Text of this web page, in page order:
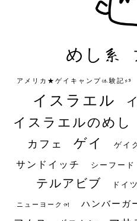
めし系
アメリカ★ゲイキャンプ体験記S3
イスラエル
イスラエルのめし
カフェ ゲイ ゲイ
サンドイッチ シーフード
テルアビブ ドイツ
ニューヨーク州 ハンバーガ